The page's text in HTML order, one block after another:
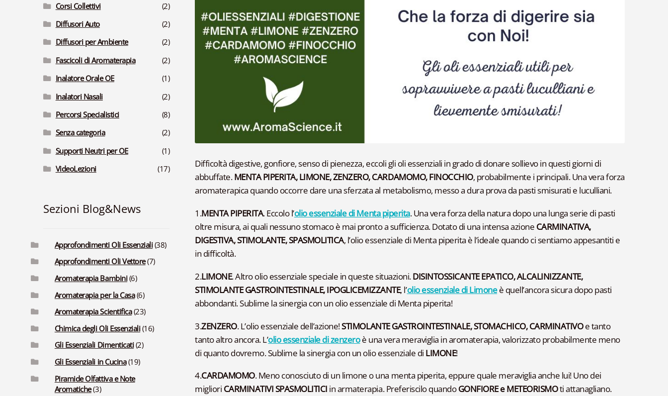
Difficoltà digestive, gonfiore, senso di pienezza, eccoli gli oli essenziali in grado di donare sollievo in questi giorni di
abbuffate.MENTA PIPERITA, LIMONE, ZENZERO, CARDAMOMO, FINOCCHIO, probabilmente i principali. Una vera forza
aromaterapica quando occorre dare una sferzata al metabolismo, messo a dura prova da pasti smisurati e luculliani.
1.MENTA PIPERITA. Eccolo l’olio essenziale di Menta piperita. Una vera forza della natura dopo una lunga serie di pasti
oltre misura, ai quali nessuno stomaco è mai pronto a sufficienza. Dotato di una intensa azione CARMINATIVA,
DIGESTIVA, STIMOLANTE, SPASMOLITICA, l’olio essenziale di Menta piperita è l’ideale quando ci sentiamo appesantiti e
in difficoltà.
2.LIMONE. Altro olio essenziale speciale in queste situazioni.DISINTOSSICANTE EPATICO, ALCALINIZZANTE,
STIMOLANTE GASTROINTESTINALE, IPOGLICEMIZZANTE, l’olio essenziale di Limoneè quell’ancora sicura dopo pasti
abbondanti. Sublime la sinergia con un olio essenziale di Menta piperita!
3.ZENZERO. L’olio essenziale dell’azione!STIMOLANTE GASTROINTESTINALE, STOMACHICO, CARMINATIVOe tanto
tanto altro ancora. L’olio essenziale di zenzeroè una vera meraviglia in aromaterapia, valorizzato probabilmente meno
di quanto dovremo. Sublime la sinergia con un olio essenziale di LIMONE!
4.CARDAMOMO. Meno conosciuto di un limone o una menta piperita, eppure quale meraviglia anche lui! Uno dei
migliori CARMINATIVI SPASMOLITICI in armaterapia. Preferiscilo quandoGONFIORE e METEORISMOti attanagliano.
Corsi Collettivi
(2)
Diffusori Auto
(2)
Diffusori per Ambiente
(2)
Fascicoli di Aromaterapia
(2)
Inalatore Orale OE
(1)
Inalatori Nasali
(2)
Percorsi Specialistici
(8)
Senza categoria
(2)
Supporti Neutri per OE
(1)
VideoLezioni
(17)
Sezioni Blog&News
Approfondimenti Oli Essenziali(38)
Approfondimenti Oli Vettore(7)
Aromaterapia Bambini(6)
Aromaterapia per la Casa(6)
Aromaterapia Scientifica(23)
Chimica degli Oli Essenziali(16)
Gli Essenziali Dimenticati(2)
Gli Essenziali in Cucina(19)
Piramide Olfattiva e Note
Aromatiche(3)